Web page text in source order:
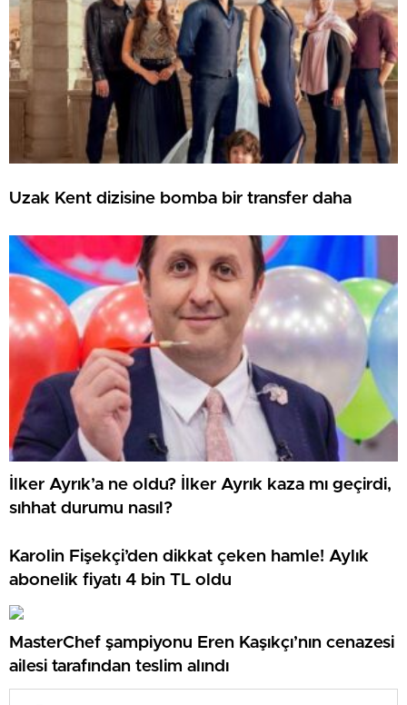
Uzak Kent dizisine bomba bir transfer daha
İlker Ayrık’a ne oldu? İlker Ayrık kaza mı geçirdi,
sıhhat durumu nasıl?
Karolin Fişekçi’den dikkat çeken hamle! Aylık
abonelik fiyatı 4 bin TL oldu
MasterChef şampiyonu Eren Kaşıkçı’nın cenazesi
ailesi tarafından teslim alındı